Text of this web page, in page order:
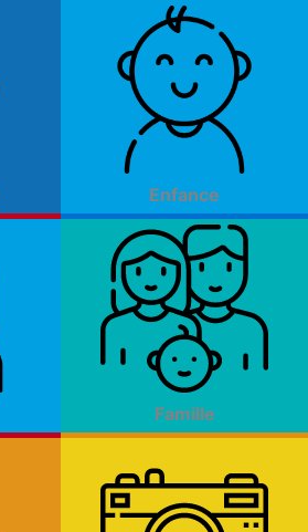
Enfance
Famille